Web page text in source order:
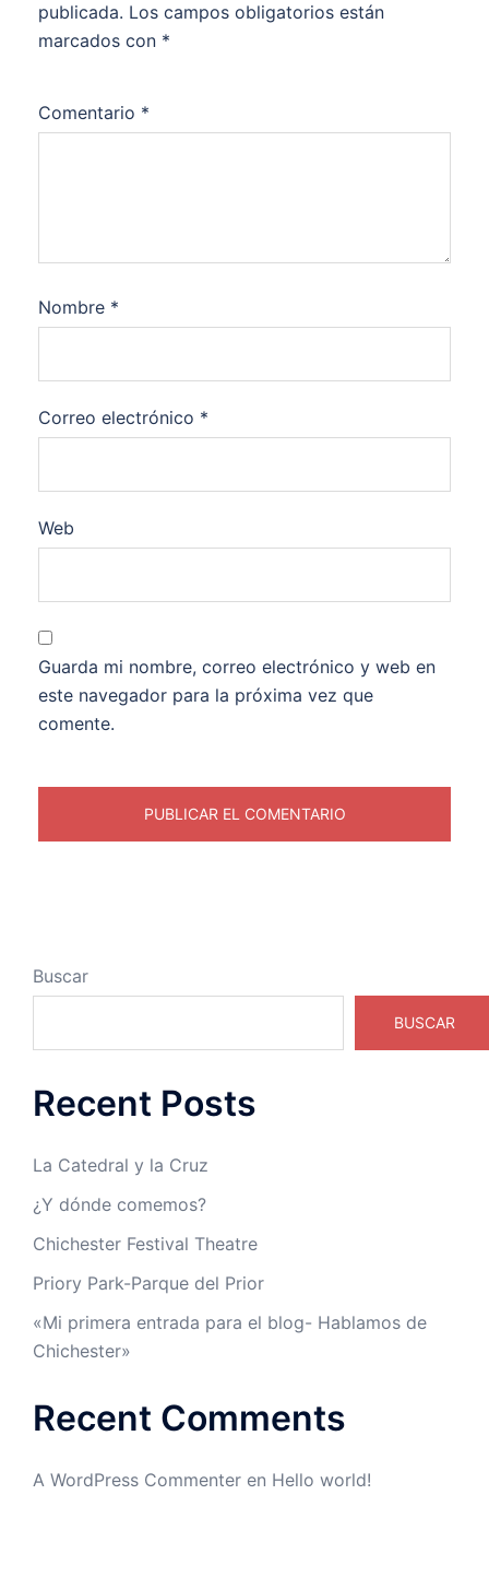
publicada. Los campos obligatorios están
marcados con *
Comentario *
Nombre *
Correo electrónico *
Web
Guarda mi nombre, correo electrónico y web en
este navegador para la próxima vez que
comente.
Buscar
BUSCAR
Recent Posts
La Catedral y la Cruz
¿Y dónde comemos?
Chichester Festival Theatre
Priory Park-Parque del Prior
«Mi primera entrada para el blog- Hablamos de
Chichester»
Recent Comments
A WordPress Commenter en Hello world!